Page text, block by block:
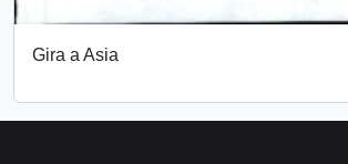
Gira a Asia